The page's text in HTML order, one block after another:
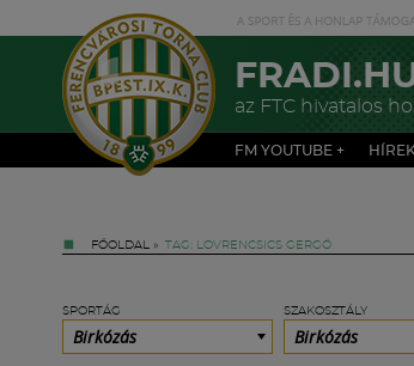
az FTC hivatalos
FM YOUTUBE + HÍREK
FŐOLDAL » TAG: LOVRENCSICS GERGŐ
SPORTÁG
Birkózás
SZAKOSZTÁLY
Birkózás